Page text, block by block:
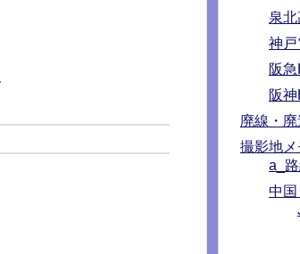
泉
神戸
阪急
阪神
廃線・
撮影地メ
a_
中国